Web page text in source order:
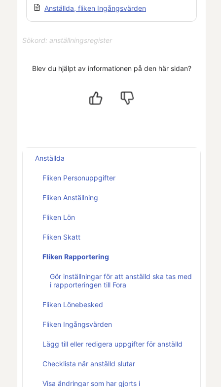
Anställda, fliken Ingångsvärden
Sökord: anställningsregister
Blev du hjälpt av informationen på den här sidan?
Anställda
Fliken Personuppgifter
Fliken Anställning
Fliken Lön
Fliken Skatt
Fliken Rapportering
Gör inställningar för att anställd ska tas med
i rapporteringen till Fora
Fliken Lönebesked
Fliken Ingångsvärden
Lägg till eller redigera uppgifter för anställd
Checklista när anställd slutar
Visa ändringar som har gjorts i